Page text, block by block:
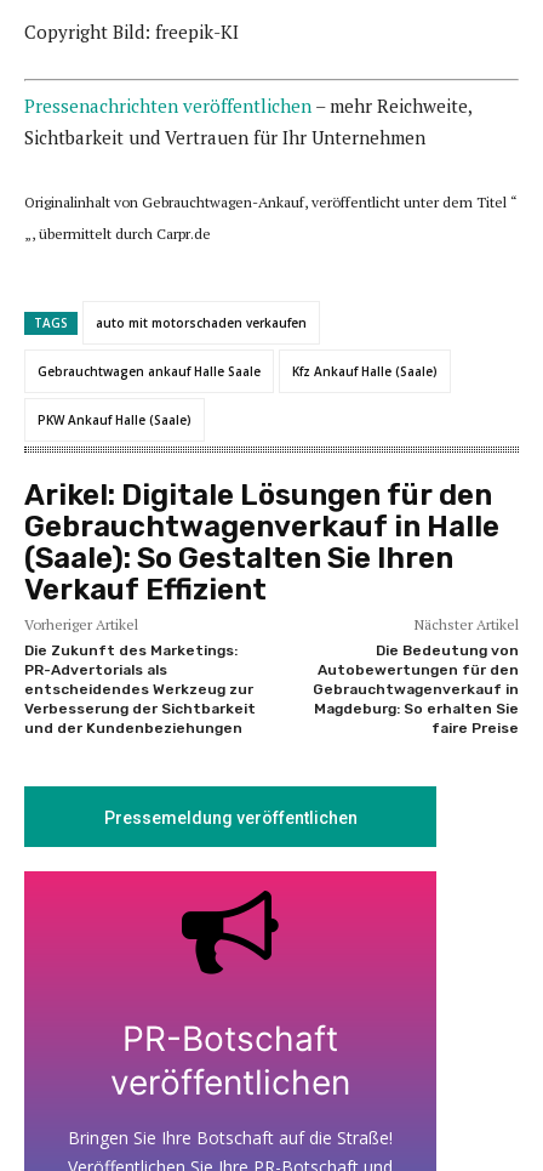
Copyright Bild: freepik-KI
Pressenachrichten veröffentlichen – mehr Reichweite,
Sichtbarkeit und Vertrauen für Ihr Unternehmen
Originalinhalt von Gebrauchtwagen-Ankauf, veröffentlicht unter dem Titel “
„, übermittelt durch Carpr.de
TAGS auto mit motorschaden verkaufen
Gebrauchtwagen ankauf Halle Saale Kfz Ankauf Halle (Saale)
PKW Ankauf Halle (Saale)
Arikel: Digitale Lösungen für den
Gebrauchtwagenverkauf in Halle
(Saale): So Gestalten Sie Ihren
Verkauf Effizient
Vorheriger Artikel
Die Zukunft des Marketings:
PR-Advertorials als
entscheidendes Werkzeug zur
Verbesserung der Sichtbarkeit
und der Kundenbeziehungen
Nächster Artikel
Die Bedeutung von
Autobewertungen für den
Gebrauchtwagenverkauf in
Magdeburg: So erhalten Sie
faire Preise
Pressemeldung veröffentlichen
PR-Botschaft
veröffentlichen
Bringen Sie Ihre Botschaft auf die Straße!